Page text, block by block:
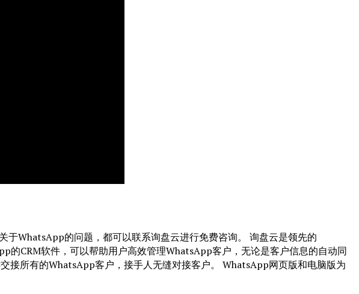
WhatsApp的问题，都可以联系询盘云进行免费咨询。 询盘云是领先的
的CRM软件，可以帮助用户高效管理WhatsApp客户，无论是客户信息的自动同
接所有的WhatsApp客户，接手人无缝对接客户。 WhatsApp网页版和电脑版为